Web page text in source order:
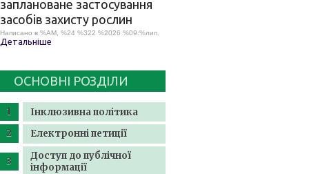
заплановане застосування
засобів захисту рослин
Написано в %AM, %24 %322 %2026 %09:%лип.
Детальніше
ОСНОВНІ РОЗДІЛИ
Інклюзивна політика
Електронні петиції
Доступ до публічної
інформації